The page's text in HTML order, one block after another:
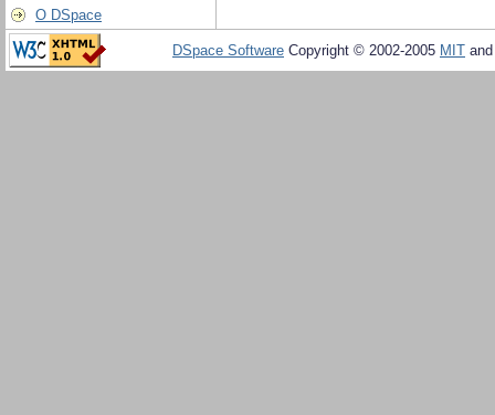
О DSpace
DSpace Software Copyright © 2002-2005 MIT